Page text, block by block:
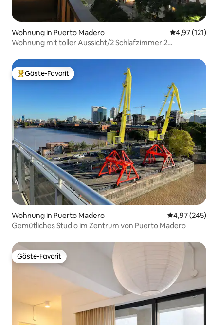
Wohnung in Puerto Madero
4,97 (121)
Wohnung mit toller Aussicht/2 Schlafzimmer 2
Beliebter Gäste-Favorit.
Gäste-Favorit
Wohnung in Puerto Madero
4,97 (245)
Gemütliches Studio im Zentrum von Puerto Madero
Gäste-Favorit
Gäste-Favorit